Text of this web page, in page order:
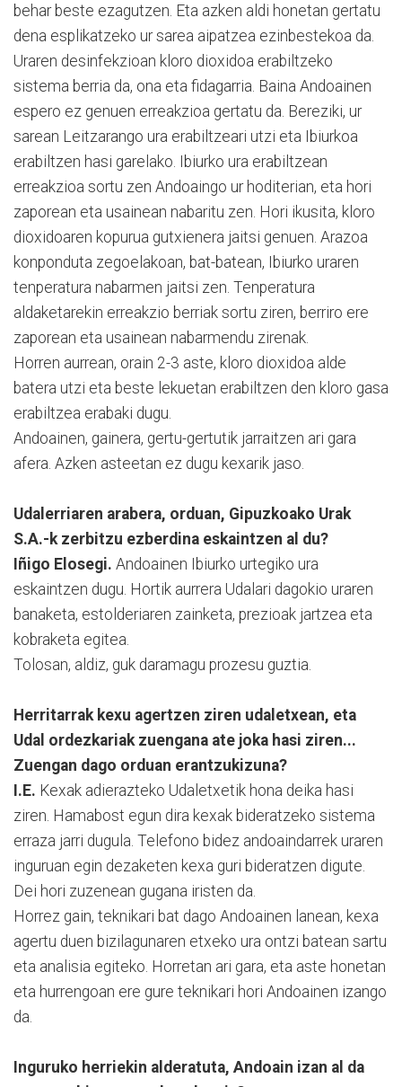
behar beste ezagutzen. Eta azken aldi honetan gertatu
dena esplikatzeko ur sarea aipatzea ezinbestekoa da.
Uraren desinfekzioan kloro dioxidoa erabiltzeko
sistema berria da, ona eta fidagarria. Baina Andoainen
espero ez genuen erreakzioa gertatu da. Bereziki, ur
sarean Leitzarango ura erabiltzeari utzi eta Ibiurkoa
erabiltzen hasi garelako. Ibiurko ura erabiltzean
erreakzioa sortu zen Andoaingo ur hoditerian, eta hori
zaporean eta usainean nabaritu zen. Hori ikusita, kloro
dioxidoaren kopurua gutxienera jaitsi genuen. Arazoa
konponduta zegoelakoan, bat-batean, Ibiurko uraren
tenperatura nabarmen jaitsi zen. Tenperatura
aldaketarekin erreakzio berriak sortu ziren, berriro ere
zaporean eta usainean nabarmendu zirenak.
Horren aurrean, orain 2-3 aste, kloro dioxidoa alde
batera utzi eta beste lekuetan erabiltzen den kloro gasa
erabiltzea erabaki dugu.
Andoainen, gainera, gertu-gertutik jarraitzen ari gara
afera. Azken asteetan ez dugu kexarik jaso.
Udalerriaren arabera, orduan, Gipuzkoako Urak
S.A.-k zerbitzu ezberdina eskaintzen al du?
Iñigo Elosegi. Andoainen Ibiurko urtegiko ura
eskaintzen dugu. Hortik aurrera Udalari dagokio uraren
banaketa, estolderiaren zainketa, prezioak jartzea eta
kobraketa egitea.
Tolosan, aldiz, guk daramagu prozesu guztia.
Herritarrak kexu agertzen ziren udaletxean, eta
Udal ordezkariak zuengana ate joka hasi ziren...
Zuengan dago orduan erantzukizuna?
I.E. Kexak adierazteko Udaletxetik hona deika hasi
ziren. Hamabost egun dira kexak bideratzeko sistema
erraza jarri dugula. Telefono bidez andoaindarrek uraren
inguruan egin dezaketen kexa guri bideratzen digute.
Dei hori zuzenean gugana iristen da.
Horrez gain, teknikari bat dago Andoainen lanean, kexa
agertu duen bizilagunaren etxeko ura ontzi batean sartu
eta analisia egiteko. Horretan ari gara, eta aste honetan
eta hurrengoan ere gure teknikari hori Andoainen izango
da.
Inguruko herriekin alderatuta, Andoain izan al da